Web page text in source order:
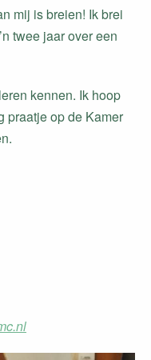
mij is breien! Ik brei
twee jaar over een
kennen. Ik hoop
praatje op de Kamer